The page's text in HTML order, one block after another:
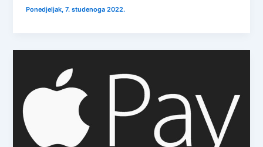
Ponedjeljak, 7. studenoga 2022.